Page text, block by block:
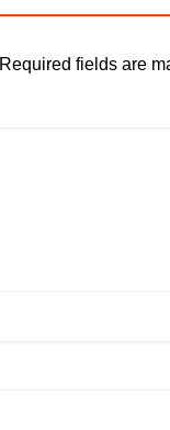
Required fields are